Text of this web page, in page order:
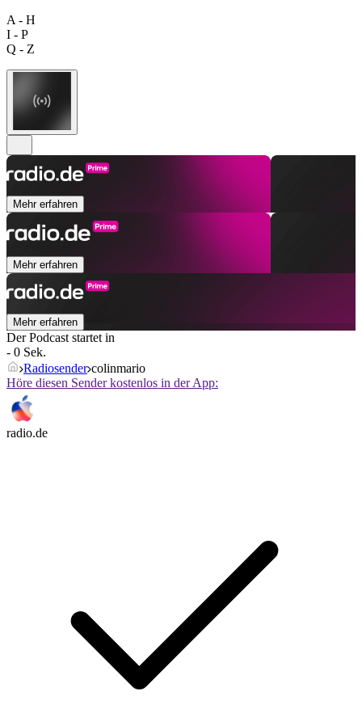
A - H
I - P
Q - Z
Mehr erfahren
Mehr erfahren
Mehr erfahren
Der Podcast startet in
- 0 Sek.
Radiosender colinmario
Höre diesen Sender kostenlos in der App:
radio.de